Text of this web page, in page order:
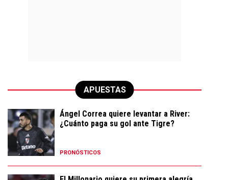
APUESTAS
Ángel Correa quiere levantar a River:
¿Cuánto paga su gol ante Tigre?
PRONÓSTICOS